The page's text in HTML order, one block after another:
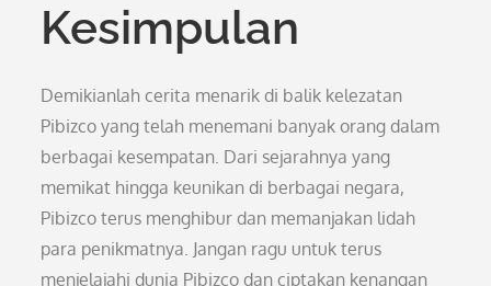
Kesimpulan
Demikianlah cerita menarik di balik kelezatan
Pibizco yang telah menemani banyak orang dalam
berbagai kesempatan. Dari sejarahnya yang
memikat hingga keunikan di berbagai negara,
Pibizco terus menghibur dan memanjakan lidah
para penikmatnya. Jangan ragu untuk terus
menjelajahi dunia Pibizco dan ciptakan kenangan